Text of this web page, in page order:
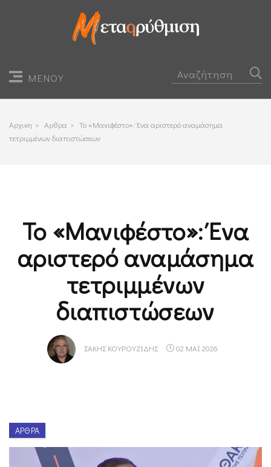
ΜΕΝΟΥ
Αρχικη > Αρθρα > Το «Μανιφέστο»: Ένα αριστερό αναμάσημα
τετριμμένων διαπιστώσεων
Το «Μανιφέστο»: Ένα
αριστερό αναμάσημα
τετριμμένων
διαπιστώσεων
ΣΆΚΗΣ ΚΟΥΡΟΥΖΊΔΗΣ 02 ΜΑΪ 2026
ΆΡΘΡΑ